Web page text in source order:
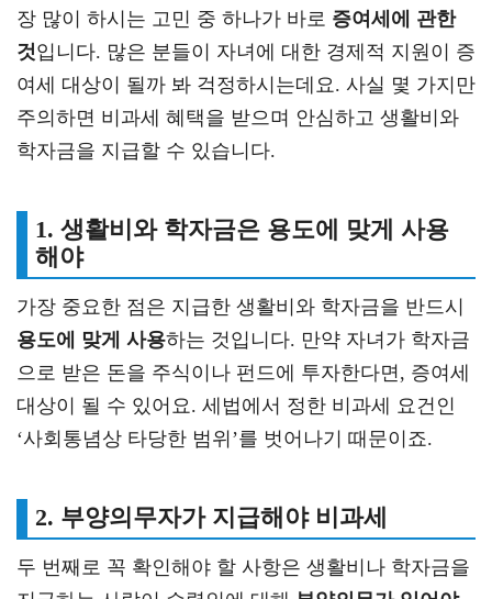
장 많이 하시는 고민 중 하나가 바로 증여세에 관한
것입니다. 많은 분들이 자녀에 대한 경제적 지원이 증
여세 대상이 될까 봐 걱정하시는데요. 사실 몇 가지만
주의하면 비과세 혜택을 받으며 안심하고 생활비와
학자금을 지급할 수 있습니다.
1. 생활비와 학자금은 용도에 맞게 사용
해야
가장 중요한 점은 지급한 생활비와 학자금을 반드시
용도에 맞게 사용하는 것입니다. 만약 자녀가 학자금
으로 받은 돈을 주식이나 펀드에 투자한다면, 증여세
대상이 될 수 있어요. 세법에서 정한 비과세 요건인
‘사회통념상 타당한 범위’를 벗어나기 때문이죠.
2. 부양의무자가 지급해야 비과세
두 번째로 꼭 확인해야 할 사항은 생활비나 학자금을